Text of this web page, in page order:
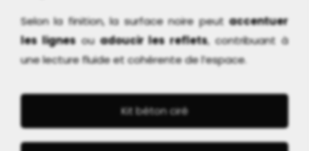
Selon la finition, la surface noire peutaccentuer
les lignesouadoucir les reflets, contribuant à
une lecture fluide et cohérente de l’espace.
Kit béton ciré